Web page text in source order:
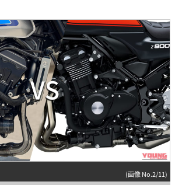
(画像 No.2/11)